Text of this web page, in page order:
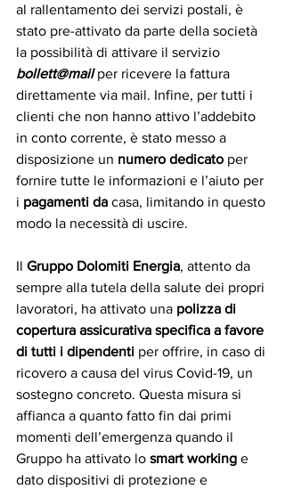
al rallentamento dei servizi postali, è
stato pre-attivato da parte della società
la possibilità di attivare il servizio
bollett@mail per ricevere la fattura
direttamente via mail. Infine, per tutti i
clienti che non hanno attivo l’addebito
in conto corrente, è stato messo a
disposizione un numero dedicato per
fornire tutte le informazioni e l’aiuto per
i pagamenti da casa, limitando in questo
modo la necessità di uscire.
Il Gruppo Dolomiti Energia, attento da
sempre alla tutela della salute dei propri
lavoratori, ha attivato una polizza di
copertura assicurativa specifica a favore
di tutti i dipendenti per offrire, in caso di
ricovero a causa del virus Covid-19, un
sostegno concreto. Questa misura si
affianca a quanto fatto fin dai primi
momenti dell’emergenza quando il
Gruppo ha attivato lo smart working e
dato dispositivi di protezione e